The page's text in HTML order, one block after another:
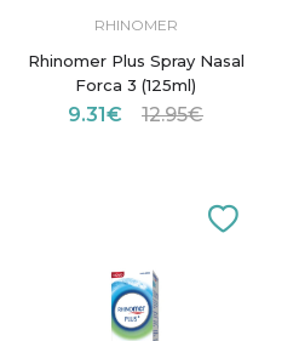
RHINOMER
Rhinomer Plus Spray Nasal
Forca 3 (125ml)
9.31€ 12.95€